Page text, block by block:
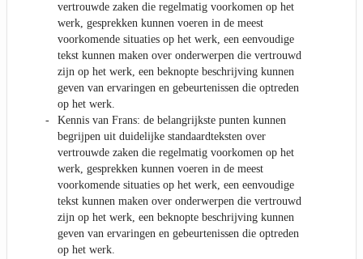
vertrouwde zaken die regelmatig voorkomen op het
werk, gesprekken kunnen voeren in de meest
voorkomende situaties op het werk, een eenvoudige
tekst kunnen maken over onderwerpen die vertrouwd
zijn op het werk, een beknopte beschrijving kunnen
geven van ervaringen en gebeurtenissen die optreden
op het werk.
Kennis van Frans: de belangrijkste punten kunnen
begrijpen uit duidelijke standaardteksten over
vertrouwde zaken die regelmatig voorkomen op het
werk, gesprekken kunnen voeren in de meest
voorkomende situaties op het werk, een eenvoudige
tekst kunnen maken over onderwerpen die vertrouwd
zijn op het werk, een beknopte beschrijving kunnen
geven van ervaringen en gebeurtenissen die optreden
op het werk.